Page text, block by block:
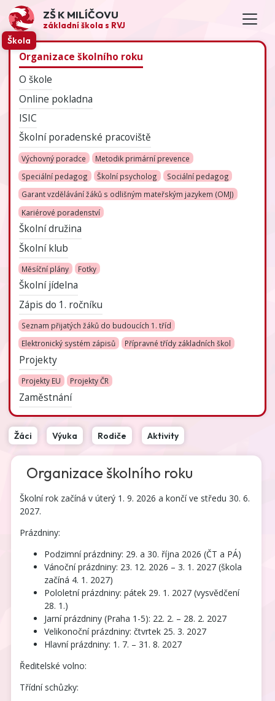
ZŠ K MILÍČOVU
základní škola s RVJ
Škola
Organizace školního roku
O škole
Online pokladna
ISIC
Školní poradenské pracoviště
Výchovný poradce
Metodik primární prevence
Speciální pedagog
Školní psycholog
Sociální pedagog
Garant vzdělávání žáků s odlišným mateřským jazykem (OMJ)
Kariérové poradenství
Školní družina
Školní klub
Měsíční plány Fotky
Školní jídelna
Zápis do 1. ročníku
Seznam přijatých žáků do budoucích 1. tříd
Elektronický systém zápisů
Přípravné třídy základních škol
Projekty
Projekty EU Projekty ČR
Zaměstnání
Žáci Výuka Rodiče Aktivity
Organizace školního roku
Školní rok začíná v úterý 1. 9. 2026 a končí ve středu 30. 6.
2027.
Prázdniny:
Podzimní prázdniny: 29. a 30. října 2026 (ČT a PÁ)
Vánoční prázdniny: 23. 12. 2026 – 3. 1. 2027 (škola
začíná 4. 1. 2027)
Pololetní prázdniny: pátek 29. 1. 2027 (vysvědčení
28. 1.)
Jarní prázdniny (Praha 1-5): 22. 2. – 28. 2. 2027
Velikonoční prázdniny: čtvrtek 25. 3. 2027
Hlavní prázdniny: 1. 7. – 31. 8. 2027
Ředitelské volno:
Třídní schůzky: